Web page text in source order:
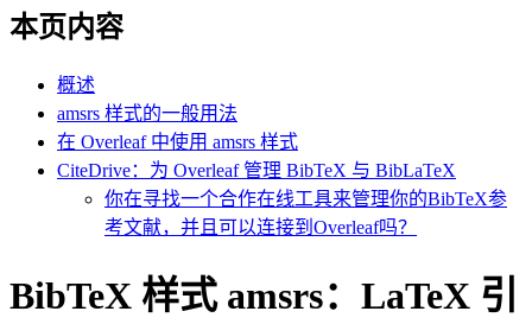
本页内容
概述
amsrs 样式的一般用法
在 Overleaf 中使用 amsrs 样式
CiteDrive：为 Overleaf 管理 BibTeX 与 BibLaTeX
你在寻找一个合作在线工具来管理你的BibTeX参
考文献，并且可以连接到Overleaf吗？
BibTeX 样式 amsrs：LaTeX 引